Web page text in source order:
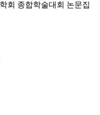
회 종합학술대회 논문집